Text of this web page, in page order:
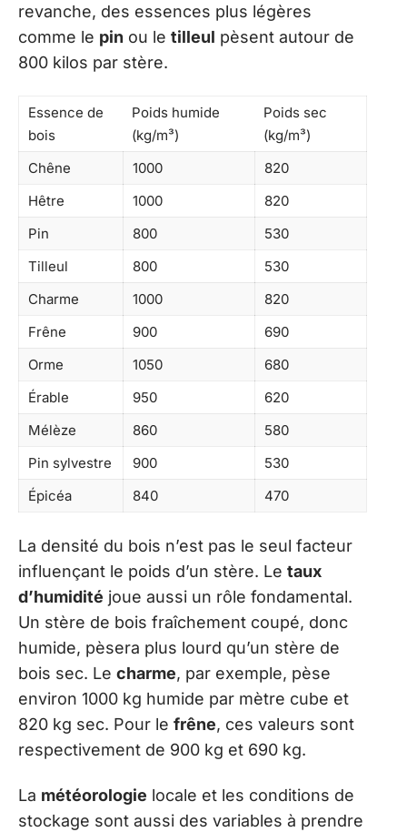
revanche, des essences plus légères
comme le pin ou le tilleul pèsent autour de
800 kilos par stère.
Essence de
bois
Poids humide
(kg/m³)
Poids sec
(kg/m³)
Chêne
1000
820
Hêtre
1000
820
Pin
800
530
Tilleul
800
530
Charme
1000
820
Frêne
900
690
Orme
1050
680
Érable
950
620
Mélèze
860
580
Pin sylvestre
900
530
Épicéa
840 470
La densité du bois n’est pas le seul facteur
influençant le poids d’un stère. Le taux
d’humidité joue aussi un rôle fondamental.
Un stère de bois fraîchement coupé, donc
humide, pèsera plus lourd qu’un stère de
bois sec. Le charme, par exemple, pèse
environ 1000 kg humide par mètre cube et
820 kg sec. Pour le frêne, ces valeurs sont
respectivement de 900 kg et 690 kg.
La météorologie locale et les conditions de
stockage sont aussi des variables à prendre